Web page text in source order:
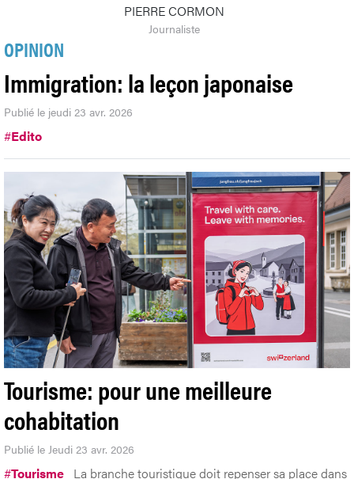
PIERRE CORMON
Journaliste
OPINION
Immigration: la leçon japonaise
Publié le jeudi 23 avr. 2026
#Edito
Tourisme: pour une meilleure
cohabitation
Publié le Jeudi 23 avr. 2026
#Tourisme La branche touristique doit repenser sa place dans